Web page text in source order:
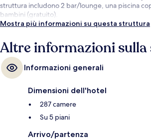
struttura includono 2 bar/lounge, una piscina
bambini (gratuito).
Mostra più informazioni su questa struttura
Altre informazioni
Informazioni generali
Dimensioni dell'hotel
287 camere
Su 5 piani
Arrivo/partenza